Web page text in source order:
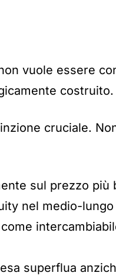
vuole essere
costruito.
cruciale.
sul prezzo più
nel medio-
superflua